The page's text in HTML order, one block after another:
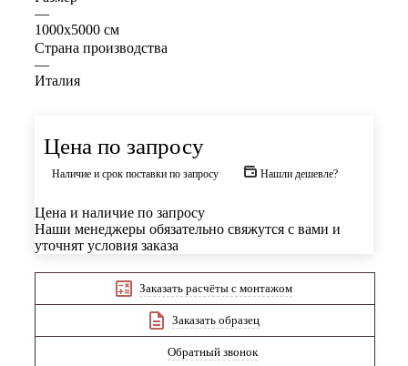
—
1000х5000 см
Страна производства
—
Италия
Цена по запросу
Наличие и срок поставки по запросу Нашли дешевле?
Цена и наличие по запросу
Наши менеджеры обязательно свяжутся с вами и
уточнят условия заказа
Заказать расчёты с монтажом
Заказать образец
Обратный звонок